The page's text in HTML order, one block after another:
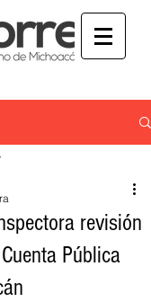
revisión
Pública